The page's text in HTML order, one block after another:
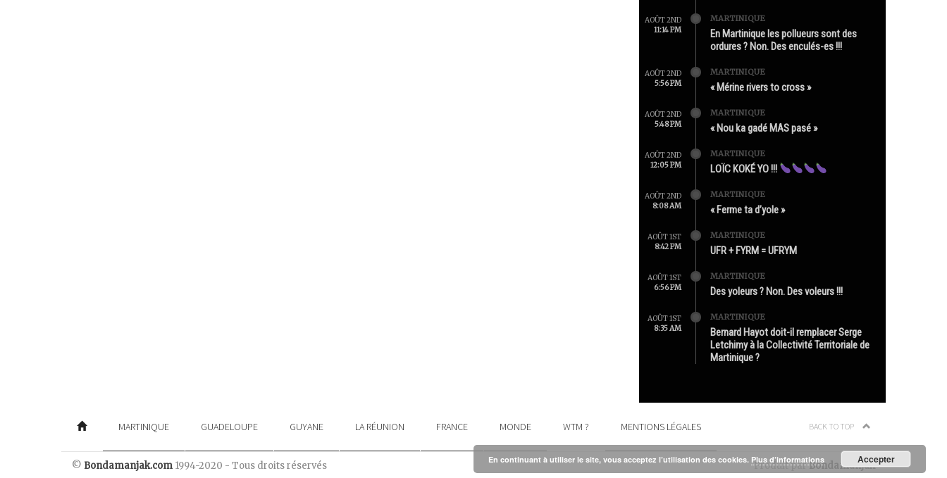
AOÛT 2ND
11:14 PM
MARTINIQUE
En Martinique les pollueurs sont des
ordures ? Non. Des enculés-es !!!
AOÛT 2ND
5:56 PM
MARTINIQUE
« Mérine rivers to cross »
AOÛT 2ND
5:48 PM
MARTINIQUE
« Nou ka gadé MAS pasé »
AOÛT 2ND
12:05 PM
MARTINIQUE
LOÏC KOKÉ YO !!!
AOÛT 2ND
8:08 AM
MARTINIQUE
« Ferme ta d’yole »
AOÛT 1ST
8:42 PM
MARTINIQUE
UFR + FYRM = UFRYM
AOÛT 1ST
6:56 PM
MARTINIQUE
Des yoleurs ? Non. Des voleurs !!!
AOÛT 1ST
8:35 AM
MARTINIQUE
Bernard Hayot doit-il remplacer Serge
Letchimy à la Collectivité Territoriale de
Martinique ?
MARTINIQUE GUADELOUPE GUYANE LA RÉUNION FRANCE MONDE WTM ? MENTIONS LÉGALES BACK TO TOP
© Bondamanjak.com 1994-2020 - Tous droits réservés Produit parBondamanjak
En continuant à utiliser le site, vous acceptez l’utilisation des cookies. Plus d’informations Accepter